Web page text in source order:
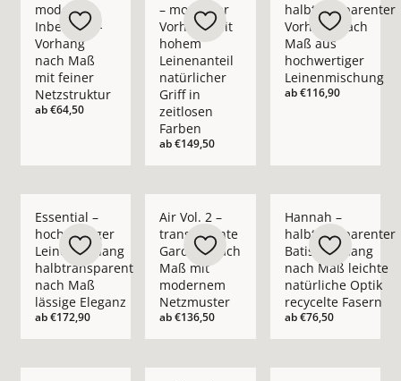
moderner
Inbetween-
Vorhang
nach Maß
mit feiner
Netzstruktur
ab€64,50
– moderner
Vorhang mit
hohem
Leinenanteil
natürlicher
Griff in
zeitlosen
Farben
ab€149,50
halbtransparenter
Vorhang nach
Maß aus
hochwertiger
Leinenmischung
ab€116,90
Essential –
hochwertiger
Leinenvorhang
halbtransparent
nach Maß
lässige Eleganz
ab€172,90
Air Vol. 2 –
transparente
Gardine nach
Maß mit
modernem
Netzmuster
ab€136,50
Hannah –
halbtransparenter
Batist-Vorhang
nach Maß leichte
natürliche Optik
recycelte Fasern
ab€76,50